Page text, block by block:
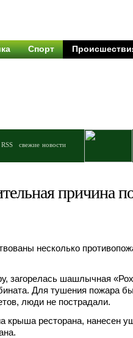
Спорт
RSS свежие новости
причина
несколько
загорелась шашлычная
Для тушения пожара
люди не пострадали.
крыша ресторана, нанесен